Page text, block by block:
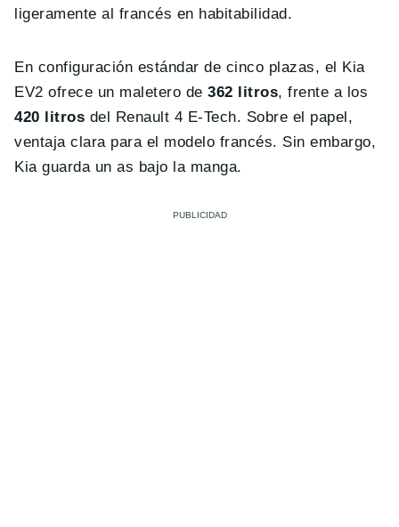
ligeramente al francés en habitabilidad.
En configuración estándar de cinco plazas, el Kia
EV2 ofrece un maletero de362 litros, frente a los
420 litros del Renault 4 E-Tech. Sobre el papel,
ventaja clara para el modelo francés. Sin embargo,
Kia guarda un as bajo la manga.